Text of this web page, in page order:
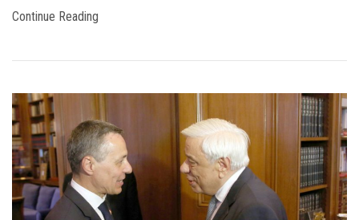
Continue Reading